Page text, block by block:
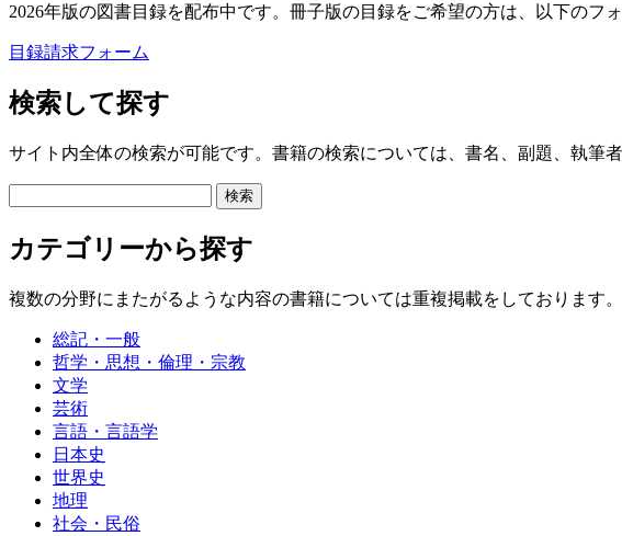
2026年版の図書目録を配布中です。冊子版の目録をご希望の方は、以下のフ
目録請求フォーム
検索して探す
サイト内全体の検索が可能です。書籍の検索については、書名、副題、執筆
カテゴリーから探す
複数の分野にまたがるような内容の書籍については重複掲載をしております。
総記・一般
哲学・思想・倫理・宗教
文学
芸術
言語・言語学
日本史
世界史
地理
社会・民俗